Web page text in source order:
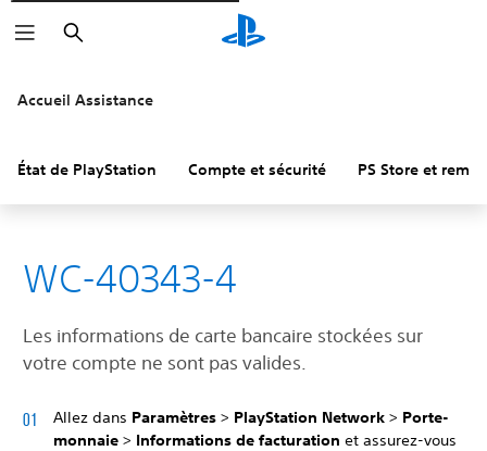
Rechercher
Accueil Assistance
État de PlayStation Compte et sécurité PS Store et
WC-40343-4
Les informations de carte bancaire stockées sur
votre compte ne sont pas valides.
Allez dans Paramètres > PlayStation Network > Porte-
monnaie > Informations de facturation et assurez-vous